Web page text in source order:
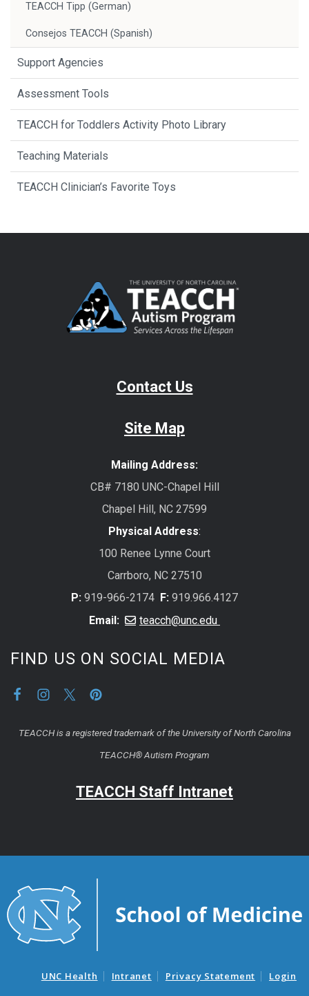
TEACCH Tipp (German)
Consejos TEACCH (Spanish)
Support Agencies
Assessment Tools
TEACCH for Toddlers Activity Photo Library
Teaching Materials
TEACCH Clinician’s Favorite Toys
Contact Us
Site Map
Mailing Address:
CB# 7180 UNC-Chapel Hill
Chapel Hill, NC 27599
Physical Address:
100 Renee Lynne Court
Carrboro, NC 27510
P: 919-966-2174 F: 919.966.4127
Email:
teacch@unc.edu
FIND US ON SOCIAL MEDIA
TEACCH is a registered trademark of the University of North Carolina
TEACCH® Autism Program
TEACCH Staff Intranet
UNC Health Intranet Privacy Statement Login